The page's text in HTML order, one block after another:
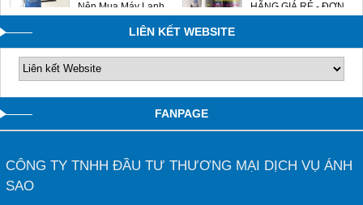
Nên Mua Máy Lạnh
HÃNG GIÁ RẺ - ĐƠN
0909588116
LIÊN KẾT WEBSITE
FANPAGE
CÔNG TY TNHH ĐẦU TƯ THƯƠNG MẠI DỊCH VỤ ÁNH
SAO